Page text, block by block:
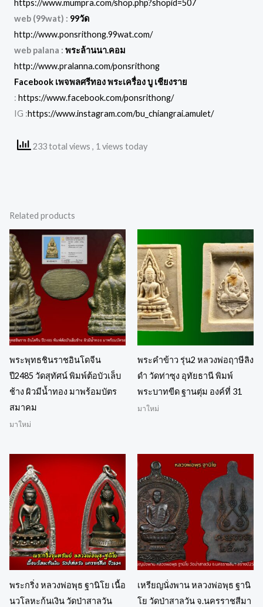
https://www.mumpra.com/shop.php?shopid=507
web (99wat) : 99วัด
http://www.ponsrithong.99wat.com/
web palana : พระล้านนา.คอม
http://www.pralanna.com/ponsrithong
Facebook เพจพลศรีทอง พระเครื่อง บู เชียงราย
: https://www.facebook.com/ponsrithong/
IG :https://www.instagram.com/bu_chiangrai.amulet/
233 total views , 1 views today
Related products
พระพุทธชินราชอินโดจีน
ปี2485 วัดสุทัศน์ พิมพ์ต้อบัวเล็บ
ช้าง ผิวมีนํ้าทอง มาพร้อมบัตร
สมาคม
มาใหม่
พระคำข้าว รุ่น2 หลวงพ่อฤาษีลิง
ดำ วัดท่าซุง อุทัยธานี พิมพ์
พระบาทขีด ฐานตุ่ม องค์ที่ 31
มาใหม่
พระกริ่ง หลวงพ่อพุธ ฐานิโย เนื้อ
นวโลหะก้นเงิน วัดป่าสาลวัน
เหรียญนั่งพาน หลวงพ่อพุธ ฐานิ
โย วัดป่าสาลวัน จ.นครราชสีมา